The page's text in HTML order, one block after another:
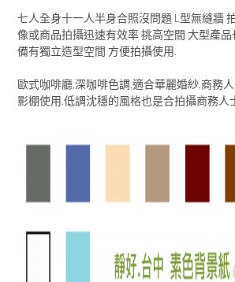
七人全身十一人半身合照沒問題 L型無縫牆
像或商品拍攝迅速有效率 挑高空間 大型產
備有獨立造型空間 方便拍攝使用.
歐式咖啡廳,深咖啡色調,適合華麗婚紗,商務
影棚使用.低調沈穩的風格也是合拍攝商務人